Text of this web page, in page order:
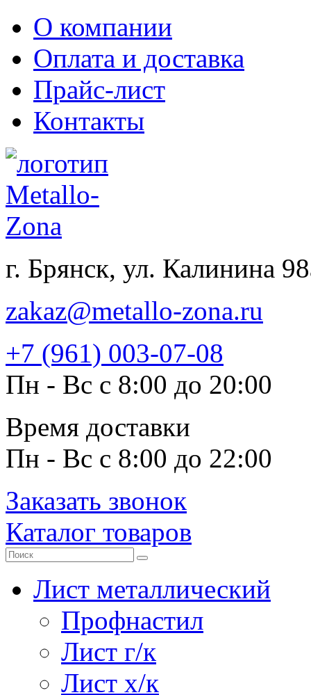
О компании
Оплата и доставка
Прайс-лист
Контакты
г. Брянск, ул. Калинина
zakaz@metallo-zona.ru
+7 (961) 003-07-08
Пн - Вс с 8:00 до 20:00
Время доставки
Пн - Вс с 8:00 до 22:00
Заказать звонок
Каталог товаров
Лист металлический
Профнастил
Лист г/к
Лист х/к